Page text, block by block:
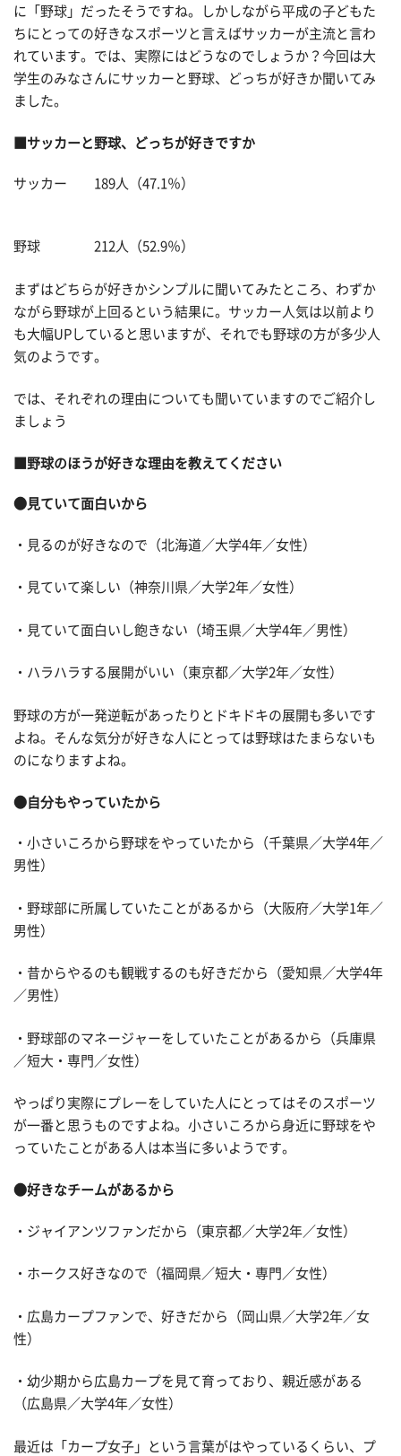
に「野球」だったそうですね。しかしながら平成の子どもた
ちにとっての好きなスポーツと言えばサッカーが主流と言わ
れています。では、実際にはどうなのでしょうか？今回は大
学生のみなさんにサッカーと野球、どっちが好きか聞いてみ
ました。
■サッカーと野球、どっちが好きですか
サッカー 189人（47.1％）
野球 212人（52.9％）
まずはどちらが好きかシンプルに聞いてみたところ、わずか
ながら野球が上回るという結果に。サッカー人気は以前より
も大幅UPしていると思いますが、それでも野球の方が多少人
気のようです。
では、それぞれの理由についても聞いていますのでご紹介し
ましょう
■野球のほうが好きな理由を教えてください
●見ていて面白いから
・見るのが好きなので（北海道／大学4年／女性）
・見ていて楽しい（神奈川県／大学2年／女性）
・見ていて面白いし飽きない（埼玉県／大学4年／男性）
・ハラハラする展開がいい（東京都／大学2年／女性）
野球の方が一発逆転があったりとドキドキの展開も多いです
よね。そんな気分が好きな人にとっては野球はたまらないも
のになりますよね。
●自分もやっていたから
・小さいころから野球をやっていたから（千葉県／大学4年／
男性）
・野球部に所属していたことがあるから（大阪府／大学1年／
男性）
・昔からやるのも観戦するのも好きだから（愛知県／大学4年
／男性）
・野球部のマネージャーをしていたことがあるから（兵庫県
／短大・専門／女性）
やっぱり実際にプレーをしていた人にとってはそのスポーツ
が一番と思うものですよね。小さいころから身近に野球をや
っていたことがある人は本当に多いようです。
●好きなチームがあるから
・ジャイアンツファンだから（東京都／大学2年／女性）
・ホークス好きなので（福岡県／短大・専門／女性）
・広島カープファンで、好きだから（岡山県／大学2年／女
性）
・幼少期から広島カープを見て育っており、親近感がある
（広島県／大学4年／女性）
最近は「カープ女子」という言葉がはやっているくらい、プ